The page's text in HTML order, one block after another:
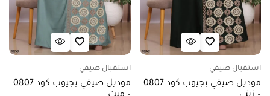
استقبال صيفي
موديل صيفي بجيوب كود 0807
استقبال صيفي
موديل صيفي بجيوب كود 0807